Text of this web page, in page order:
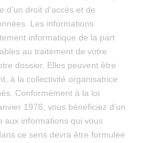
d’un droit d’accès et de
Les informations
informatique de la part
au traitement de votre
dossier. Elles peuvent être
à la collectivité organisatrice
Conformément à la loi
1978, vous bénéficiez d’un
aux informations qui vous
ce sens devra être formulée